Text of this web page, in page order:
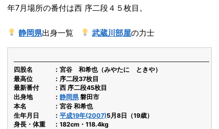
年7月場所の番付は西 序二段４５枚目。
静岡県出身一覧 武蔵川部屋の力士
四股名
宮谷 和希也（みやたに ときや）
最高位
序二段37枚目
最新番付
西 序二段45枚目
出身地
静岡県磐田市
本名
宮谷 和希也
生年月日
平成19年(2007)5月8日（19歳）
身長・体重
182cm・118.4kg